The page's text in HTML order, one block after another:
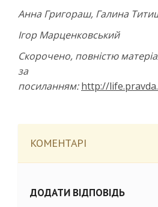
Анна Григораш, Галина
Ігор Марценковський
Скорочено, повністю
за
посиланням: http://
КОМЕНТАРІ
ДОДАТИ ВІДПОВІДЬ